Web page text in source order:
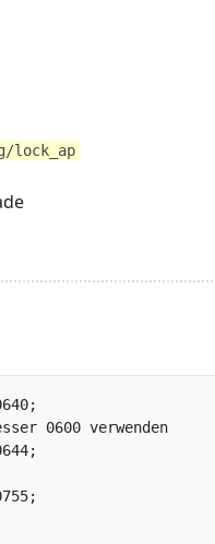
lock_ap
0600 verwenden